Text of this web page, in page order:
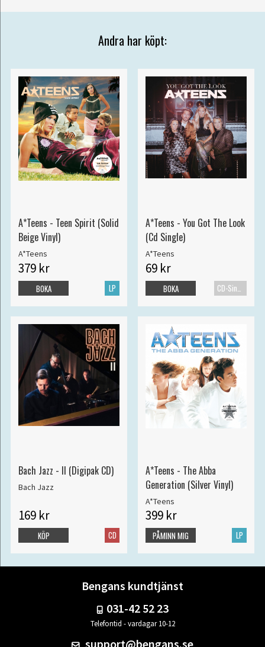
Andra har köpt:
A*Teens - Teen Spirit (Solid
Beige Vinyl)
A*Teens
379 kr
LP
BOKA
A*Teens - You Got The Look
(Cd Single)
A*Teens
69 kr
BOKA
Bach Jazz - II (Digipak CD)
Bach Jazz
169 kr
CD
KÖP
A*Teens - The Abba
Generation (Silver Vinyl)
A*Teens
399 kr
LP
PÅMINN MIG
Bengans kundtjänst
031-42 52 23
Telefontid - vardagar 10-12
support@bengans.se